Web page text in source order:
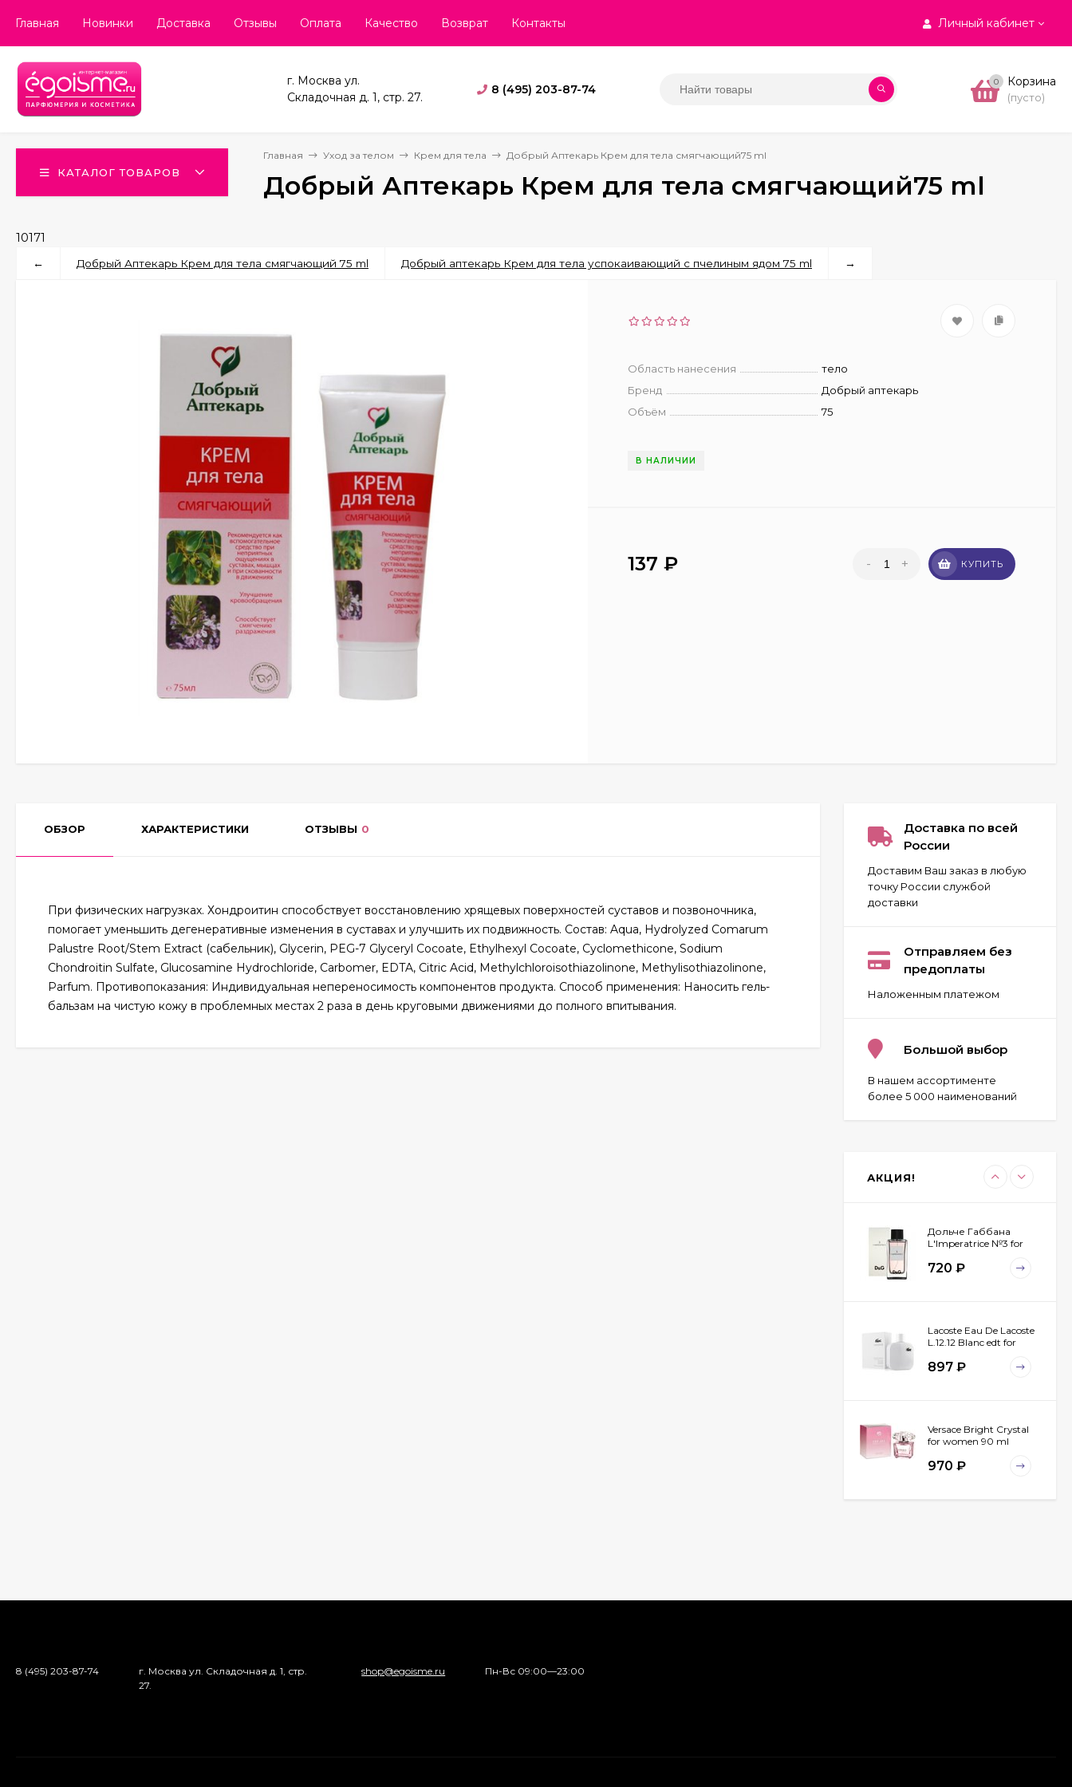
Личный кабинет
Главная Новинки Доставка Отзывы Оплата Качество Возврат Контакты
г. Москва ул.
Складочная д. 1, стр. 27.
8 (495) 203-87-74
0 Корзина
(пусто)
КАТАЛОГ ТОВАРОВ
Главная Уход за телом Крем для тела Добрый Аптекарь Крем для тела смягчающий75 ml
Добрый Аптекарь Крем для тела смягчающий75 ml
10171
← Добрый Аптекарь Крем для тела смягчающий 75 ml Добрый аптекарь Крем для тела успокаивающий с пчелиным ядом 75 ml →
Область нанесения
тело
Бренд
Добрый аптекарь
Объём
75
В НАЛИЧИИ
137₽ - + КУПИТЬ
ОБЗОР ХАРАКТЕРИСТИКИ ОТЗЫВЫ 0
При физических нагрузках. Хондроитин способствует восстановлению хрящевых поверхностей суставов и позвоночника,
помогает уменьшить дегенеративные изменения в суставах и улучшить их подвижность. Состав: Aqua, Hydrolyzed Comarum
Palustre Root/Stem Extract (сабельник), Glycerin, PEG-7 Glyceryl Cocoate, Ethylhexyl Cocoate, Cyclomethicone, Sodium
Сhondroitin Sulfate, Glucosamine Hydrochloride, Carbomer, EDTA, Citric Acid, Methylchloroisothiazolinone, Methylisothiazolinone,
Parfum. Противопоказания: Индивидуальная непереносимость компонентов продукта. Способ применения: Наносить гель-
бальзам на чистую кожу в проблемных местах 2 раза в день круговыми движениями до полного впитывания.
Доставка по всей
России
Доставим Ваш заказ в любую
точку России службой
доставки
Отправляем без
предоплаты
Наложенным платежом
Большой выбор
В нашем ассортименте
более 5 000 наименований
АКЦИЯ!
VIP for women 80 ml
ОАЭ
2 032₽
Blue Label 100 ml
Дольче Габбана
L'Imperatrice №3 for
720 ₽
Lacoste Eau De Lacoste
L.12.12 Blanc edt for
897 ₽
Versace Bright Crystal
for women 90 ml
970 ₽
8 (495) 203-87-74
г. Москва ул. Складочная д. 1, стр.
27.
shop@egoisme.ru Пн-Вс 09:00—23:00